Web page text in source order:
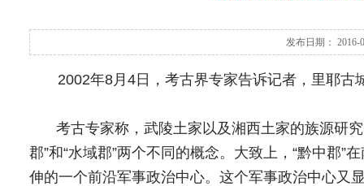
发布日期：
2002年8月4日，考古界专家告诉记者，里耶古
考古专家称，武陵土家以及湘西土家的族源研究
郡”和“水域郡”两个不同的概念。大致上，“黔中郡”
伸的一个前沿军事政治中心。这个军事政治中心又